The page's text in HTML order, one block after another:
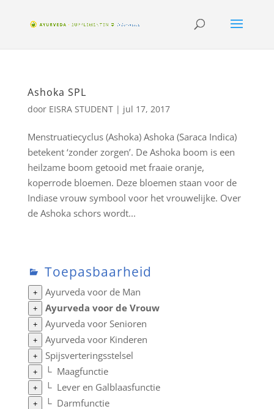
Ashoka SPL
door EISRA STUDENT| jul 17, 2017
Menstruatiecyclus (Ashoka) Ashoka (Saraca Indica)
betekent ‘zonder zorgen’. De Ashoka boom is een
heilzame boom getooid met fraaie oranje,
koperrode bloemen. Deze bloemen staan voor de
Indiase vrouw symbool voor het vrouwelijke. Over
de Ashoka schors wordt...
Toepasbaarheid
+ Ayurveda voor de Man
+ Ayurveda voor de Vrouw
+ Ayurveda voor Senioren
+ Ayurveda voor Kinderen
+ Spijsverteringsstelsel
+ └ Maagfunctie
+ └ Lever en Galblaasfunctie
+ └ Darmfunctie